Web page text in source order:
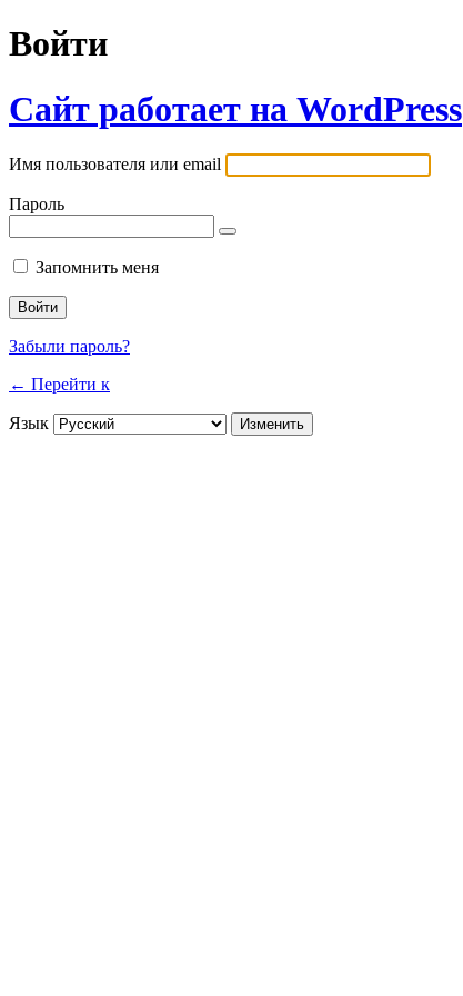
Войти
Сайт работает на WordPress
Имя пользователя или email
Пароль
Запомнить меня
Забыли пароль?
← Перейти к
Язык